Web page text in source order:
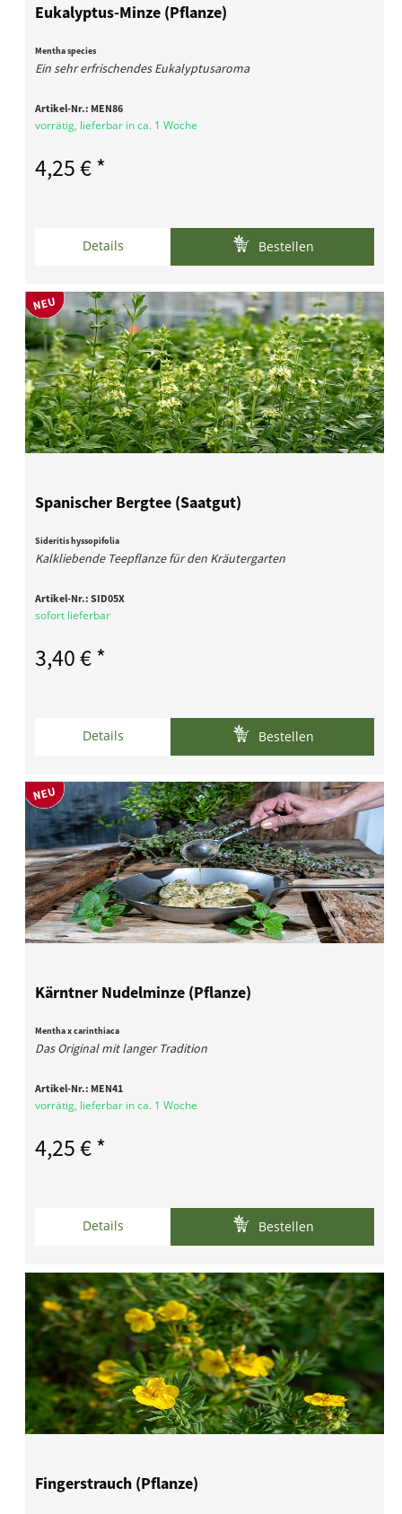
Eukalyptus-Minze (Pflanze)
Mentha species
Ein sehr erfrischendes Eukalyptusaroma
Artikel-Nr.: MEN86
vorrätig, lieferbar in ca. 1 Woche
4,25 € *
Details Bestellen
Spanischer Bergtee (Saatgut)
Sideritis hyssopifolia
Kalkliebende Teepflanze für den Kräutergarten
Artikel-Nr.:SID05X
sofort lieferbar
3,40 € *
Details Bestellen
Kärntner Nudelminze (Pflanze)
Mentha x carinthiaca
Das Original mit langer Tradition
Artikel-Nr.: MEN41
vorrätig, lieferbar in ca. 1 Woche
4,25 € *
Details Bestellen
Fingerstrauch (Pflanze)